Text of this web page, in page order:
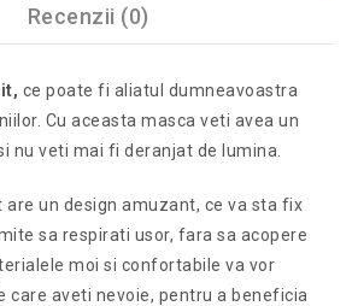
Recenzii (0)
ce poate fi aliatul dumneavoastra
Cu aceasta masca veti avea un
nu veti mai fi deranjat de lumina.
are un design amuzant, ce va sta fix
sa respirati usor, fara sa acopere
moi si confortabile va vor
care aveti nevoie, pentru a beneficia